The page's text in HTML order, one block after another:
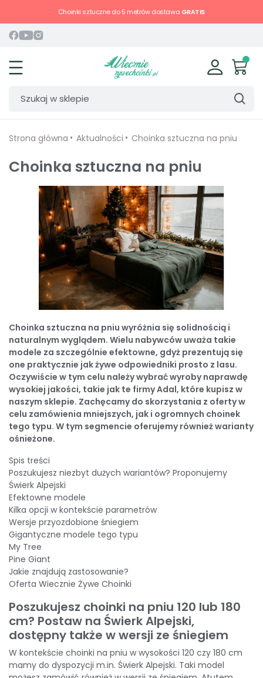
Choinki sztuczne do 5 metrów dostawa GRATIS
Strona główna Aktualności Choinka sztuczna na pniu
Choinka sztuczna na pniu
Choinka sztuczna na pniu wyróżnia się solidnością i
naturalnym wyglądem. Wielu nabywców uważa takie
modele za szczególnie efektowne, gdyż prezentują się
one praktycznie jak żywe odpowiedniki prosto z lasu.
Oczywiście w tym celu należy wybrać wyroby naprawdę
wysokiej jakości, takie jak te firmy Adal, które kupisz w
naszym sklepie. Zachęcamy do skorzystania z oferty w
celu zamówienia mniejszych, jak i ogromnych choinek
tego typu. W tym segmencie oferujemy również warianty
ośnieżone.
Spis treści
Poszukujesz niezbyt dużych wariantów? Proponujemy
Świerk Alpejski
Efektowne modele
Kilka opcji w kontekście parametrów
Wersje przyozdobione śniegiem
Gigantyczne modele tego typu
My Tree
Pine Giant
Jakie znajdują zastosowanie?
Oferta Wiecznie Żywe Choinki
Poszukujesz choinki na pniu 120 lub 180
cm? Postaw na Świerk Alpejski,
dostępny także w wersji ze śniegiem
W kontekście choinki na pniu w wysokości 120 czy 180 cm
mamy do dyspozycji m.in. Świerk Alpejski. Taki model